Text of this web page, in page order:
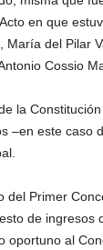
en que
María del Pilar
Cossio
la
–en este caso
del Primer
de ingresos
oportuno al